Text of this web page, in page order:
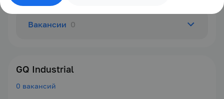
GQ Industrial
0 вакансий
Отзывы
Вакансии 0